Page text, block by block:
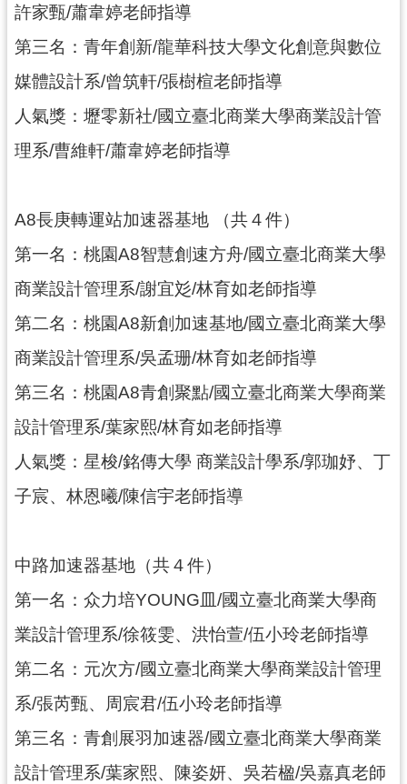
基
地
介
關
府
資
公
開
回
首
站
政
信
園
市
政
府
許家甄/蕭韋婷老師指導
第三名：青年創新/龍華科技大學文化創意與數位
媒體設計系/曾筑軒/張樹楦老師指導
人氣獎：壢零新社/國立臺北商業大學商業設計管
理系/曹維軒/蕭韋婷老師指導
A8長庚轉運站加速器基地 （共４件）
第一名：桃園A8智慧創速方舟/國立臺北商業大學
商業設計管理系/謝宜彣/林育如老師指導
第二名：桃園A8新創加速基地/國立臺北商業大學
商業設計管理系/吳孟珊/林育如老師指導
第三名：桃園A8青創聚點/國立臺北商業大學商業
設計管理系/葉家熙/林育如老師指導
人氣獎：星梭/銘傳大學 商業設計學系/郭珈妤、丁
子宸、林恩曦/陳信宇老師指導
中路加速器基地（共４件）
第一名：众力培YOUNG皿/國立臺北商業大學商
業設計管理系/徐筱雯、洪怡萱/伍小玲老師指導
第二名：元次方/國立臺北商業大學商業設計管理
系/張芮甄、周宸君/伍小玲老師指導
第三名：青創展羽加速器/國立臺北商業大學商業
設計管理系/葉家熙、陳姿妍、吳若楹/吳嘉真老師